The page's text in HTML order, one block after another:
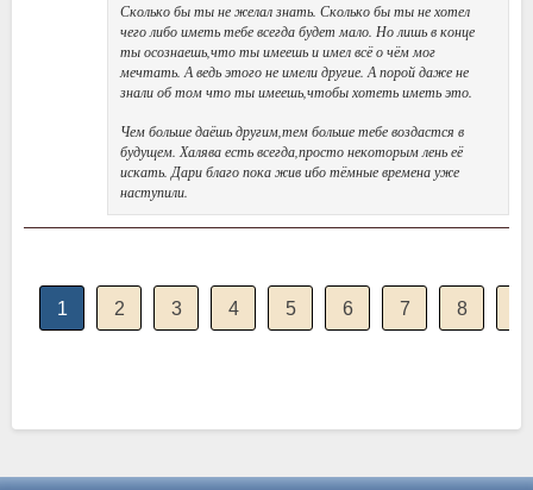
Сколько бы ты не желал знать. Сколько бы ты не хотел
чего либо иметь тебе всегда будет мало. Но лишь в конце
ты осознаешь,что ты имеешь и имел всё о чём мог
мечтать. А ведь этого не имели другие. А порой даже не
знали об том что ты имеешь,чтобы хотеть иметь это.
Чем больше даёшь другим,тем больше тебе воздастся в
будущем. Халява есть всегда,просто некоторым лень её
искать. Дари благо пока жив ибо тёмные времена уже
наступили.
1 2 3 4 5 6 7 8